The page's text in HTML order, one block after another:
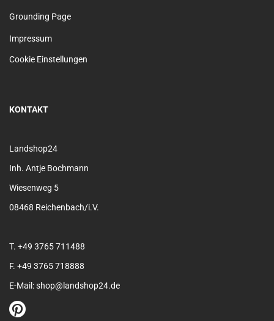
Grounding Page
Impressum
Cookie Einstellungen
KONTAKT
Landshop24
Inh. Antje Bochmann
Wiesenweg 5
08468 Reichenbach/i.V.
T. +49 3765 711488
F. +49 3765 718888
E-Mail: shop@landshop24.de